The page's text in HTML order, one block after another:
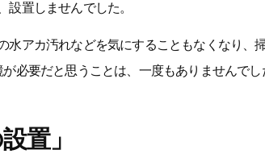
置しませんでした。
水アカ汚れなどを気にすることもなくなり、
必要だと思うことは、一度もありませんでし
置」